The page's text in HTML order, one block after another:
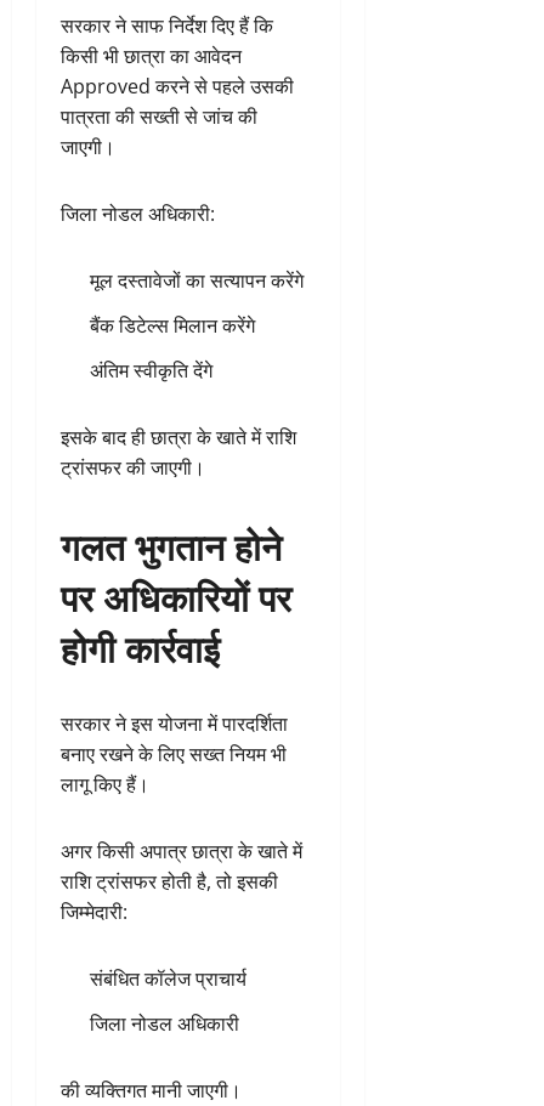
सरकार ने साफ निर्देश दिए हैं कि
किसी भी छात्रा का आवेदन
Approved करने से पहले उसकी
पात्रता की सख्ती से जांच की
जाएगी।
जिला नोडल अधिकारी:
मूल दस्तावेजों का सत्यापन करेंगे
बैंक डिटेल्स मिलान करेंगे
अंतिम स्वीकृति देंगे
इसके बाद ही छात्रा के खाते में राशि
ट्रांसफर की जाएगी।
गलत भुगतान होने
पर अधिकारियों पर
होगी कार्रवाई
सरकार ने इस योजना में पारदर्शिता
बनाए रखने के लिए सख्त नियम भी
लागू किए हैं।
अगर किसी अपात्र छात्रा के खाते में
राशि ट्रांसफर होती है, तो इसकी
जिम्मेदारी:
संबंधित कॉलेज प्राचार्य
जिला नोडल अधिकारी
की व्यक्तिगत मानी जाएगी।